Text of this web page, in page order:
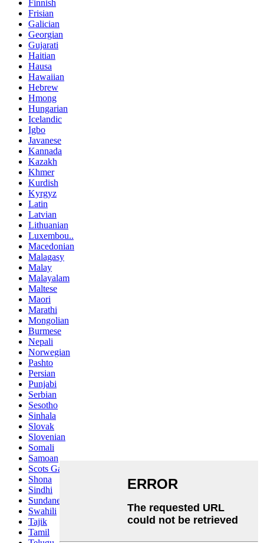
Finnish
Frisian
Galician
Georgian
Gujarati
Haitian
Hausa
Hawaiian
Hebrew
Hmong
Hungarian
Icelandic
Igbo
Javanese
Kannada
Kazakh
Khmer
Kurdish
Kyrgyz
Latin
Latvian
Lithuanian
Luxembou..
Macedonian
Malagasy
Malay
Malayalam
Maltese
Maori
Marathi
Mongolian
Burmese
Nepali
Norwegian
Pashto
Persian
Punjabi
Serbian
Sesotho
Sinhala
Slovak
Slovenian
Somali
Samoan
Scots Gaelic
Shona
Sindhi
Sundanese
Swahili
Tajik
Tamil